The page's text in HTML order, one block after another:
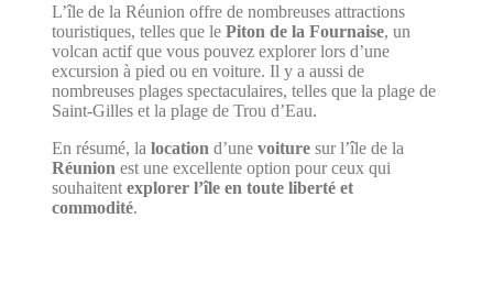
L’île de la Réunion offre de nombreuses attractions
touristiques, telles que le Piton de la Fournaise, un
volcan actif que vous pouvez explorer lors d’une
excursion à pied ou en voiture. Il y a aussi de
nombreuses plages spectaculaires, telles que la plage de
Saint-Gilles et la plage de Trou d’Eau.
En résumé, la location d’unevoituresur l’île de la
Réunion est une excellente option pour ceux qui
souhaitent explorer l’île en toute liberté et
commodité.